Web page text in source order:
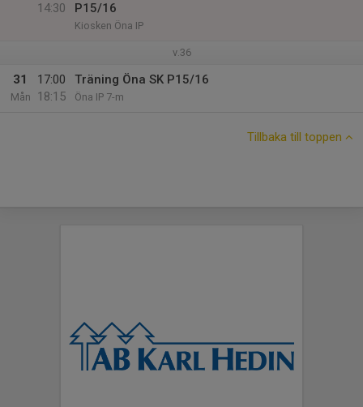
14:30
P15/16
Kiosken Öna IP
v.36
31
Mån
17:00
18:15
Träning Öna SK P15/16
Öna IP 7-m
Tillbaka till toppen